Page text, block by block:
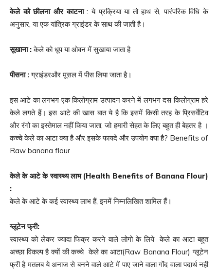
केले को छीलना और काटना: ये प्रक्रिया या तो हाथ से, पारंपरिक विधि के
अनुसार, या एक यांत्रिक ग्राइंडर के साथ की जाती है।
सूखाना:केले को धूप या ओवन में सुखाया जाता है
पीसना:ग्राइंडरऔर मूसल में पीस लिया जाता है।
इस आटे का लगभग एक किलोग्राम उत्पादन करने में लगभग दस किलोग्राम हरे
केले लगते हैं। इस आटे की खास बात ये है कि इसमें किसी तरह के प्रिसर्वेटिव
और रंगो का इस्तेमाल नहीं किया जाता, जो हमारी सेहत के लिए बहुत ही बेहतर है ।
कच्‍चे केले का आटा क्या है और इसके फायदे और उपयोग क्या है? Benefits of
Raw banana flour
केले के आटे के स्वास्थ्य लाभ (Health Benefits of Banana Flour)
:
केले के आटे के कई स्वास्थ्य लाभ हैं, इनमें निम्नलिखित शामिल हैं।
ग्लूटेन फ्री:
स्वास्थ्य को लेकर ज्यादा फिक्र करने वाले लोगो के लिये केले का आटा बहुत
अच्छा विकल्प है क्यों की कच्‍चे केले का आटा(Raw Banana Flour) ग्‍लूटेन
फ्री है मतलब ये अनाज से बनने वाले आटे में पाए जाने वाला गोंद वाला पदार्थ नही